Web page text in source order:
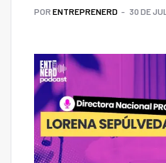
POR ENTREPRENERD 30 DE